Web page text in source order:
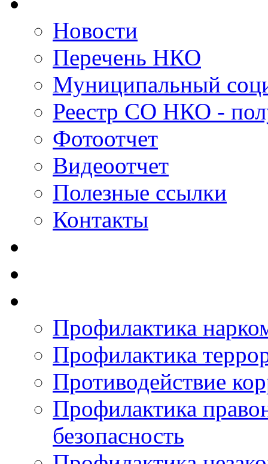
Новости
Перечень НКО
Муниципальный
Реестр СО НКО -
Фотоотчет
Видеоотчет
Полезные ссылки
Контакты
Профилактика
Профилактика
Противодействие
Профилактика
безопасность